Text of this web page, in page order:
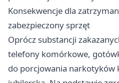
Konsekwencje dla
zabezpieczony sprzęt
Oprócz substancji
telefony komórkowe,
do porcjowania narkotyków